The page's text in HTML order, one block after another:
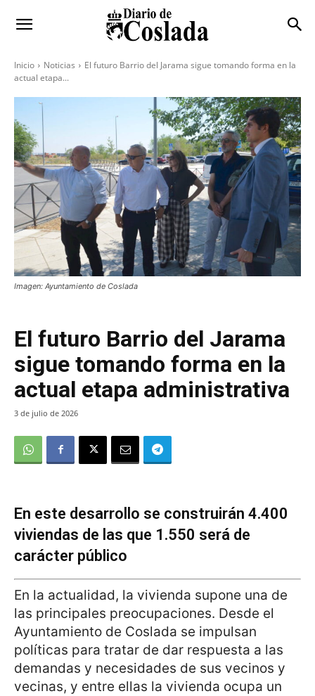
Inicio Noticias
El futuro Barrio del Jarama sigue tomando forma en la
actual etapa...
Imagen: Ayuntamiento de Coslada
El futuro Barrio del Jarama
sigue tomando forma en la
actual etapa administrativa
3 de julio de 2026
En este desarrollo se construirán 4.400
viviendas de las que 1.550 será de
carácter público
En la actualidad, la vivienda supone una de
las principales preocupaciones. Desde el
Ayuntamiento de Coslada se impulsan
políticas para tratar de dar respuesta a las
demandas y necesidades de sus vecinos y
vecinas, y entre ellas la vivienda ocupa un